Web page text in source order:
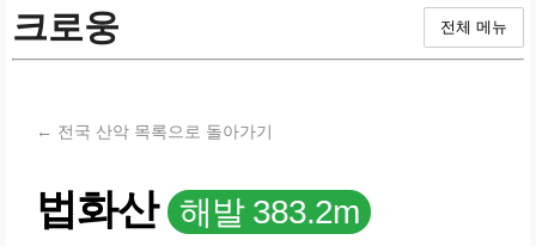
크로웅 전체 메뉴
← 전국 산악 목록으로 돌아가기
법화산 해발 383.2m